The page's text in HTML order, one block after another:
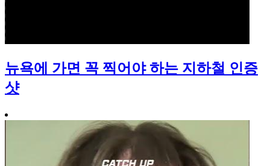
뉴욕에 가면 꼭 찍어야 하는 지하철 인증
샷